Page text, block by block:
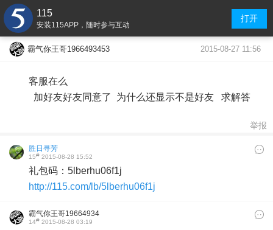
115
安装115APP，随时参与互动
打开
霸气你王哥1966493453 2015-08-27 11:56
客服在么
加好友好友同意了 为什么还显示不是好友 求解答
举报
胜日寻芳
15# 2015-08-28 15:52
礼包码：5lberhu06f1j
http://115.com/lb/5lberhu06f1j
霸气你王哥19664934
53
14# 2015-08-28 03:19